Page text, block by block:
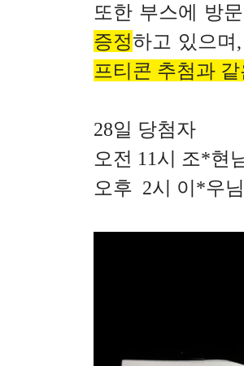
또한 부스에 방
증정하고 있으
프티콘 추첨과
28일 당첨자
오전 11시 조*현
오후 2시 이*우